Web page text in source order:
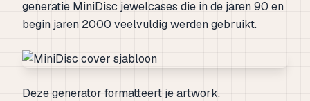
generatie MiniDisc jewelcases die in de jaren 90 en
begin jaren 2000 veelvuldig werden gebruikt.
Deze generator formatteert je artwork,